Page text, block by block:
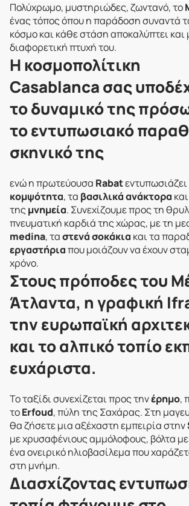
Πολύχρωμο, μυστηριώδες, ζωντανό, το
ένας τόπος όπου η παράδοση συναντά
κόσμο και κάθε στάση αποκαλύπτει και
διαφορετική πτυχή του.
Η κοσμοπολίτικη
Casablanca σας
το δυναμικό της
το εντυπωσιακό
σκηνικό της
ενώ η πρωτεύουσα Rabat
κομψότητα, τα βασιλικά ανάκτορα
τηςμνημεία. Συνεχίζουμε προς τη
πνευματική καρδιά της χώρας, με τη
medina, ταστενά σοκάκια και τα
εργαστήριαπου μοιάζουν να έχουν
χρόνο.
Στους πρόποδες του
Άτλαντα, η γραφική
την ευρωπαϊκή
και το αλπικό τοπίο
ευχάριστα.
Το ταξίδι συνεχίζεται προς τηνέρημο,
τοErfoud, πύλη της Σαχάρας. Στη
θα ζήσετε μια αξέχαστη εμπειρία στην
με χρυσαφένιους αμμόλοφους, βόλτα
ένα ονειρικό ηλιοβασίλεμα που
στη μνήμη.
Διασχίζοντας